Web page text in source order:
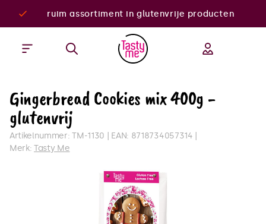
ruim assortiment in glutenvrije producten
Gingerbread Cookies mix 400g -
glutenvrij
Artikelnummer:TM-1130 EAN: 8718734057314
Merk:Tasty Me